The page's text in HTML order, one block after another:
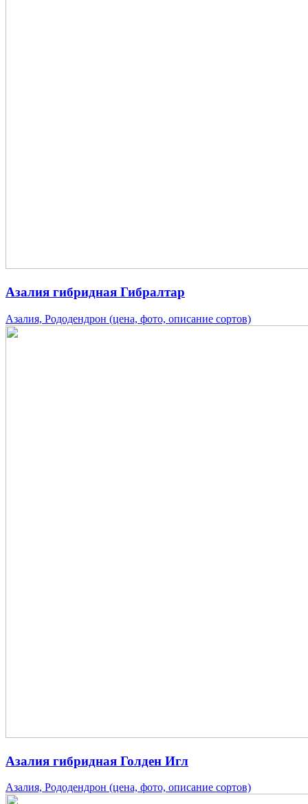
Азалия гибридная Гибралтар
Азалия, Рододендрон (цена, фото, описание сортов)
Азалия гибридная Голден Игл
Азалия, Рододендрон (цена, фото, описание сортов)